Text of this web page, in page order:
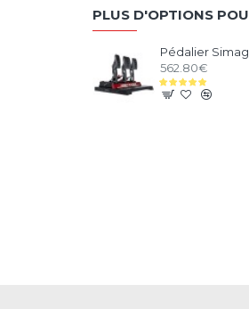
PLUS D'OPTIONS
562.80€